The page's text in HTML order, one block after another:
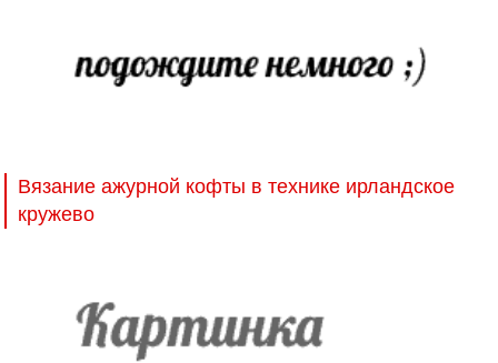
Вязание ажурной кофты в технике ирландское
кружево